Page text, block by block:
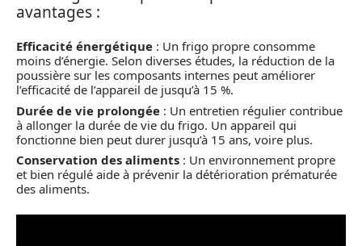
avantages :
Efficacité énergétique : Un frigo propre consomme
moins d’énergie. Selon diverses études, la réduction de la
poussière sur les composants internes peut améliorer
l’efficacité de l’appareil de jusqu’à 15 %.
Durée de vie prolongée : Un entretien régulier contribue
à allonger la durée de vie du frigo. Un appareil qui
fonctionne bien peut durer jusqu’à 15 ans, voire plus.
Conservation des aliments : Un environnement propre
et bien régulé aide à prévenir la détérioration prématurée
des aliments.